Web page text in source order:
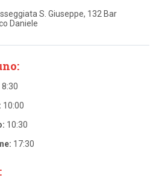
S. Giuseppe, 132 Bar
Daniele
8:30
10:00
10:30
17:30